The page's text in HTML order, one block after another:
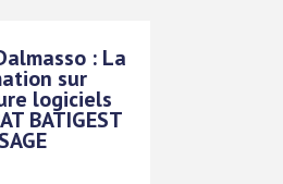
: La
sur
logiciels
BATIGEST